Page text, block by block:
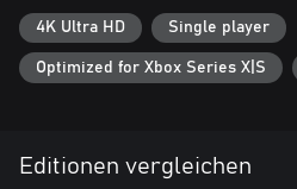
4K Ultra HD Single player
Optimized for Xbox Series X|S
Editionen vergleichen